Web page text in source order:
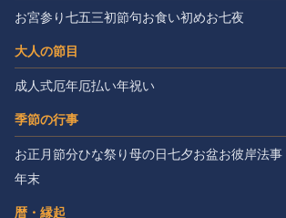
お宮参り七五三初節句お食い初めお七夜
大人の節目
成人式厄年厄払い年祝い
季節の行事
お正月節分ひな祭り母の日七夕お盆お彼岸法事
年末
暦・縁起